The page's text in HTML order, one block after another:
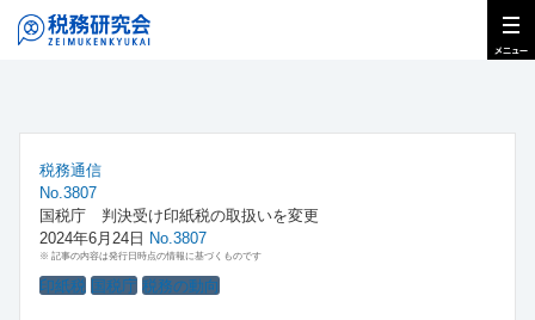
税務通信
No.3807
国税庁 判決受け印紙税の取扱いを変更
2024年6月24日 No.3807
※ 記事の内容は発行日時点の情報に基づくものです
印紙税 国税庁 税務の動向